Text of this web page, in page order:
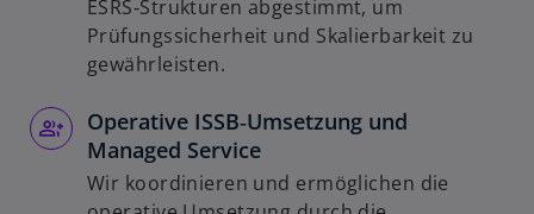
ESRS‑Strukturen abgestimmt, um
Prüfungssicherheit und Skalierbarkeit zu
gewährleisten.
Operative ISSB‑Umsetzung und
Managed Service
Wir koordinieren und ermöglichen die